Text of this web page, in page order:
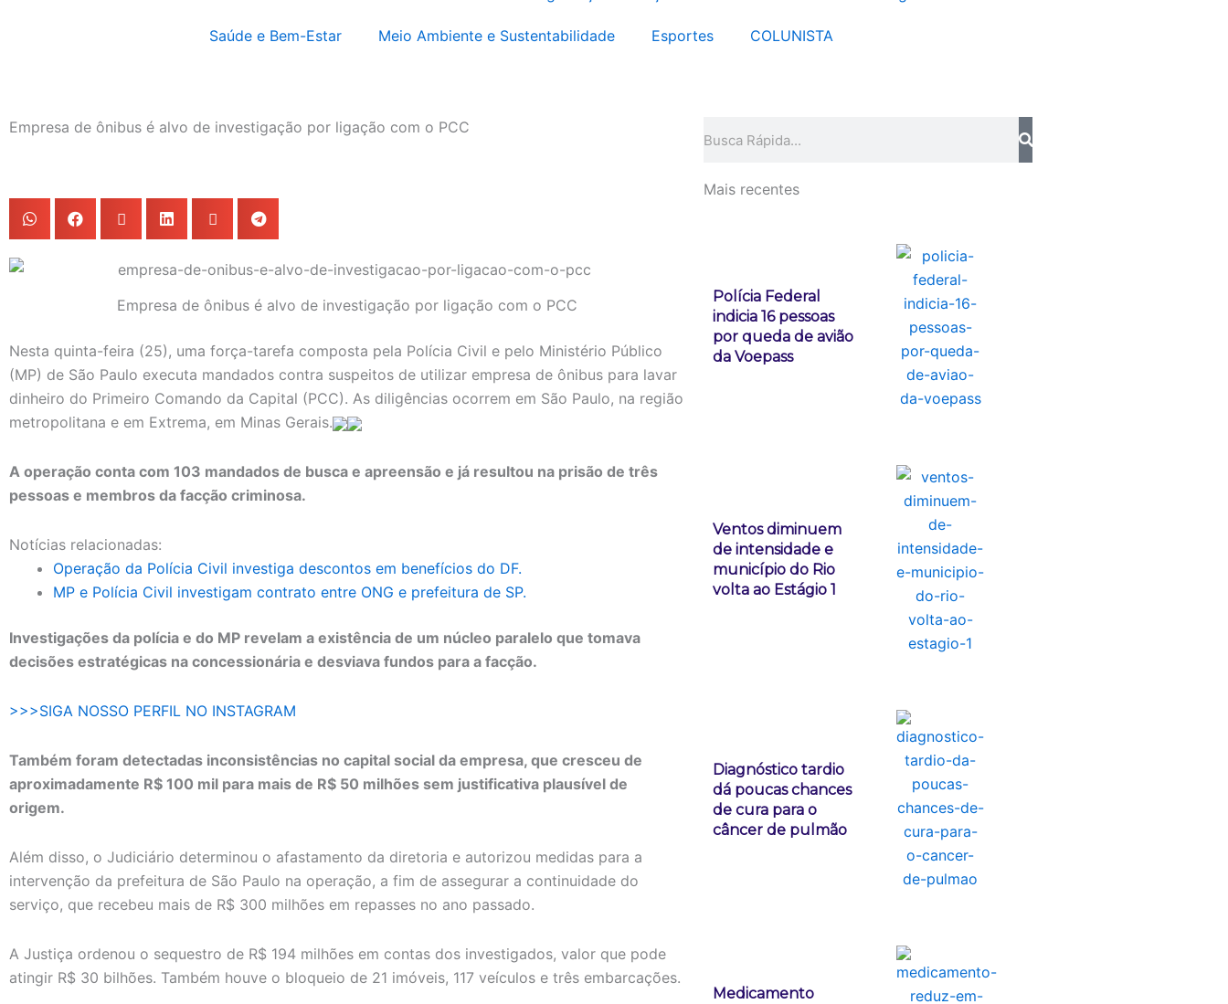
Saúde e Bem-Estar Meio Ambiente e Sustentabilidade Esportes COLUNISTA
Empresa de ônibus é alvo de investigação por ligação com o PCC
Empresa de ônibus é alvo de investigação por ligação com o PCC
Nesta quinta-feira (25), uma força-tarefa composta pela Polícia Civil e pelo Ministério Público
(MP) de São Paulo executa mandados contra suspeitos de utilizar empresa de ônibus para lavar
dinheiro do Primeiro Comando da Capital (PCC). As diligências ocorrem em São Paulo, na região
metropolitana e em Extrema, em Minas Gerais.
A operação conta com 103 mandados de busca e apreensão e já resultou na prisão de três
pessoas e membros da facção criminosa.
Notícias relacionadas:
Operação da Polícia Civil investiga descontos em benefícios do DF.
MP e Polícia Civil investigam contrato entre ONG e prefeitura de SP.
Investigações da polícia e do MP revelam a existência de um núcleo paralelo que tomava
decisões estratégicas na concessionária e desviava fundos para a facção.
>>>SIGA NOSSO PERFIL NO INSTAGRAM
Também foram detectadas inconsistências no capital social da empresa, que cresceu de
aproximadamente R$ 100 mil para mais de R$ 50 milhões sem justificativa plausível de
origem.
Além disso, o Judiciário determinou o afastamento da diretoria e autorizou medidas para a
intervenção da prefeitura de São Paulo na operação, a fim de assegurar a continuidade do
serviço, que recebeu mais de R$ 300 milhões em repasses no ano passado.
A Justiça ordenou o sequestro de R$ 194 milhões em contas dos investigados, valor que pode
atingir R$ 30 bilhões. Também houve o bloqueio de 21 imóveis, 117 veículos e três embarcações.
Mais recentes
Polícia Federal
indicia 16 pessoas
por queda de avião
da Voepass
Ventos diminuem
de intensidade e
município do Rio
volta ao Estágio 1
Diagnóstico tardio
dá poucas chances
de cura para o
câncer de pulmão
Medicamento